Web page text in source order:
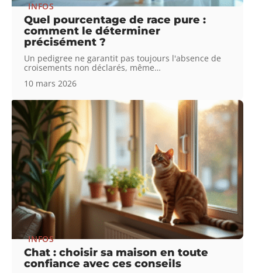
INFOS
Quel pourcentage de race pure :
comment le déterminer
précisément ?
Un pedigree ne garantit pas toujours l'absence de
croisements non déclarés, même…
10 mars 2026
INFOS
Chat : choisir sa maison en toute
confiance avec ces conseils